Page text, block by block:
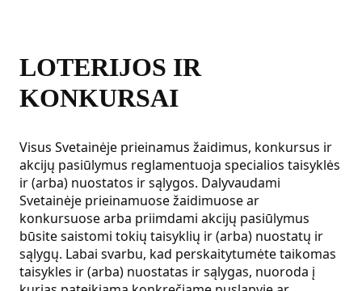
LOTERIJOS IR
KONKURSAI
Visus Svetainėje prieinamus žaidimus, konkursus ir
akcijų pasiūlymus reglamentuoja specialios taisyklės
ir (arba) nuostatos ir sąlygos. Dalyvaudami
Svetainėje prieinamuose žaidimuose ar
konkursuose arba priimdami akcijų pasiūlymus
būsite saistomi tokių taisyklių ir (arba) nuostatų ir
sąlygų. Labai svarbu, kad perskaitytumėte taikomas
taisykles ir (arba) nuostatas ir sąlygas, nuoroda į